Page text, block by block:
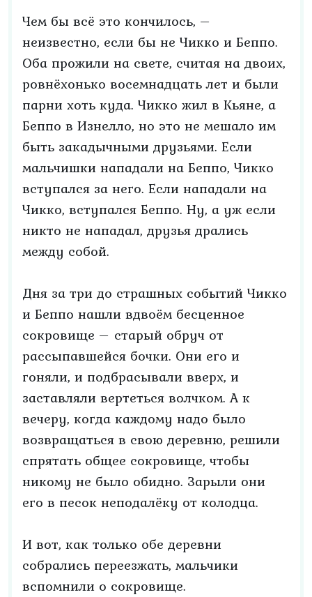
Чем бы всё это кончилось, –
неизвестно, если бы не Чикко и Беппо.
Оба прожили на свете, считая на двоих,
ровнёхонько восемнадцать лет и были
парни хоть куда. Чикко жил в Кьяне, а
Беппо в Изнелло, но это не мешало им
быть закадычными друзьями. Если
мальчишки нападали на Беппо, Чикко
вступался за него. Если нападали на
Чикко, вступался Беппо. Ну, а уж если
никто не нападал, друзья дрались
между собой.
Дня за три до страшных событий Чикко
и Беппо нашли вдвоём бесценное
сокровище – старый обруч от
рассыпавшейся бочки. Они его и
гоняли, и подбрасывали вверх, и
заставляли вертеться волчком. А к
вечеру, когда каждому надо было
возвращаться в свою деревню, решили
спрятать общее сокровище, чтобы
никому не было обидно. Зарыли они
его в песок неподалёку от колодца.
И вот, как только обе деревни
собрались переезжать, мальчики
вспомнили о сокровище.